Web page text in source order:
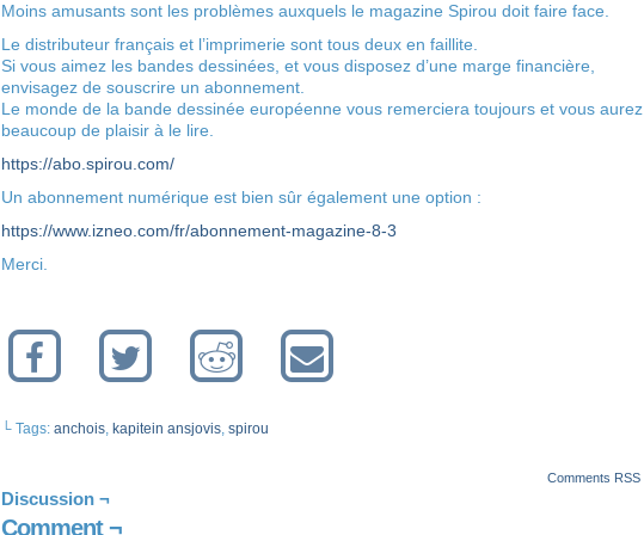
Moins amusants sont les problèmes auxquels le magazine Spirou doit faire face.
Le distributeur français et l’imprimerie sont tous deux en faillite.
Si vous aimez les bandes dessinées, et vous disposez d’une marge financière,
envisagez de souscrire un abonnement.
Le monde de la bande dessinée européenne vous remerciera toujours et vous aurez
beaucoup de plaisir à le lire.
https://abo.spirou.com/
Un abonnement numérique est bien sûr également une option :
https://www.izneo.com/fr/abonnement-magazine-8-3
Merci.
└ Tags: anchois, kapitein ansjovis, spirou
Comments RSS
Discussion ¬
Comment ¬